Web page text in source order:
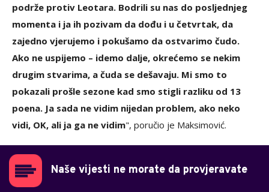
podrže protiv Leotara. Bodrili su nas do posljednjeg
momenta i ja ih pozivam da dođu i u četvrtak, da
zajedno vjerujemo i pokušamo da ostvarimo čudo.
Ako ne uspijemo – idemo dalje, okrećemo se nekim
drugim stvarima, a čuda se dešavaju. Mi smo to
pokazali prošle sezone kad smo stigli razliku od 13
poena. Ja sada ne vidim nijedan problem, ako neko
vidi, OK, ali ja ga ne vidim", poručio je Maksimović.
Naše vijesti ne morate da provjeravate